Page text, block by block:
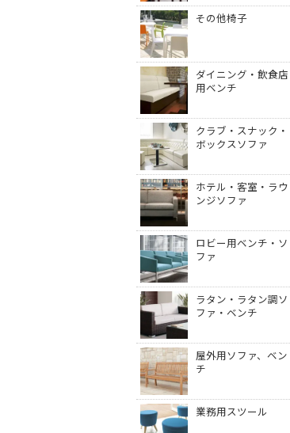
その他椅子
ダイニング・飲食店
用ベンチ
クラブ・スナック・
ボックスソファ
ホテル・客室・ラウ
ンジソファ
ロビー用ベンチ・ソ
ファ
ラタン・ラタン調ソ
ファ・ベンチ
屋外用ソファ、ベン
チ
業務用スツール